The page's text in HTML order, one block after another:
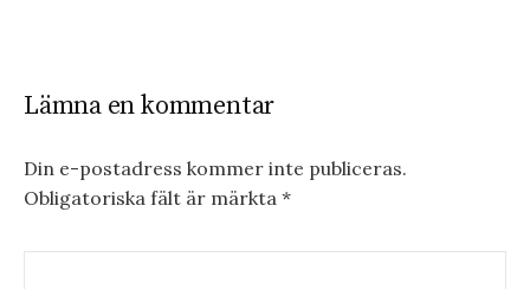
Lämna en kommentar
Din e-postadress kommer inte publiceras.
Obligatoriska fält är märkta *